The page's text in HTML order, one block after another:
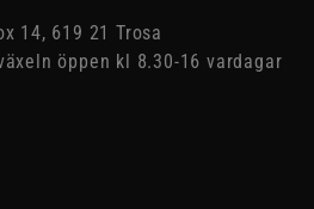
14, 619 21 Trosa
öppen kl 8.30-16 vardagar